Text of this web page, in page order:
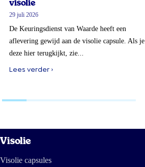
visolie
29 juli 2026
De Keuringsdienst van Waarde heeft een
aflevering gewijd aan de visolie capsule. Als je
deze hier terugkijkt, zie...
Lees verder ›
Visolie
Visolie capsules